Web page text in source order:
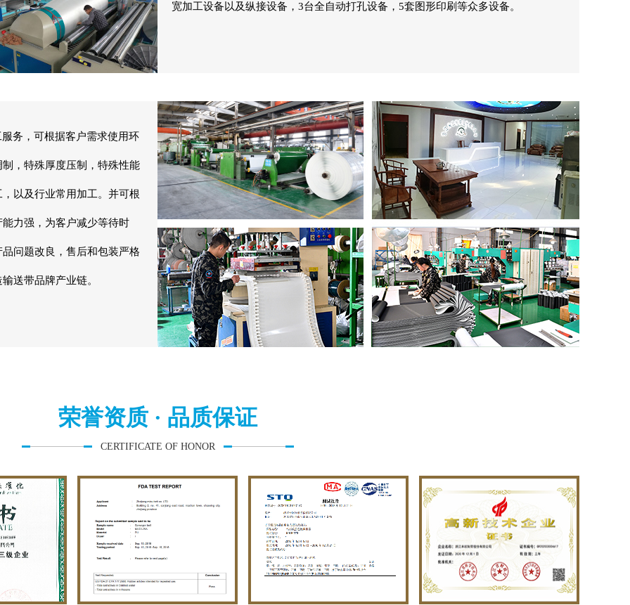
宽加工设备以及纵接设备，3台全自动打孔设备，5套图形印刷等众多设备。
务，可根据客户需求使用环
，特殊厚度压制，特殊性能
以及行业常用加工。并可根
力强，为客户减少等待时
问题改良，售后和包装严格
送带品牌产业链。
荣誉资质 · 品质保证
CERTIFICATE OF HONOR